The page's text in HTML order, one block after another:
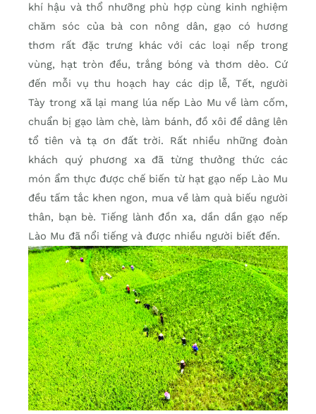
khí hậu và thổ nhưỡng phù hợp cùng kinh nghiệm
chăm sóc của bà con nông dân, gạo có hương
thơm rất đặc trưng khác với các loại nếp trong
vùng, hạt tròn đều, trắng bóng và thơm dẻo. Cứ
đến mỗi vụ thu hoạch hay các dịp lễ, Tết, người
Tày trong xã lại mang lúa nếp Lào Mu về làm cốm,
chuẩn bị gạo làm chè, làm bánh, đồ xôi để dâng lên
tổ tiên và tạ ơn đất trời. Rất nhiều những đoàn
khách quý phương xa đã từng thưởng thức các
món ẩm thực được chế biến từ hạt gạo nếp Lào Mu
đều tấm tắc khen ngon, mua về làm quà biếu người
thân, bạn bè. Tiếng lành đồn xa, dần dần gạo nếp
Lào Mu đã nổi tiếng và được nhiều người biết đến.